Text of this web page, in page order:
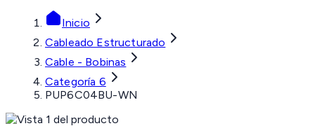
Inicio
Cableado Estructurado
Cable - Bobinas
Categoría 6
PUP6C04BU-WN